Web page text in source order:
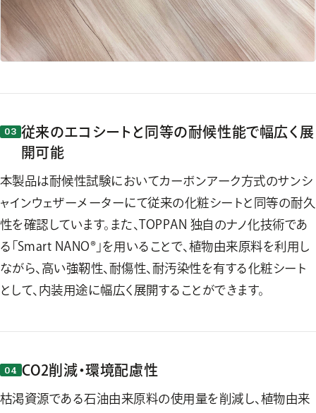
従来のエコシートと同等の耐候性能で幅広く展
開可能
本製品は耐候性試験においてカーボンアーク方式のサンシ
ャインウェザーメーターにて従来の化粧シートと同等の耐久
性を確認しています。また、TOPPAN 独自のナノ化技術であ
る「Smart NANO®」を用いることで、植物由来原料を利用し
ながら、高い強靭性、耐傷性、耐汚染性を有する化粧シート
として、内装用途に幅広く展開することができます。
CO2削減・環境配慮性
枯渇資源である石油由来原料の使用量を削減し、植物由来